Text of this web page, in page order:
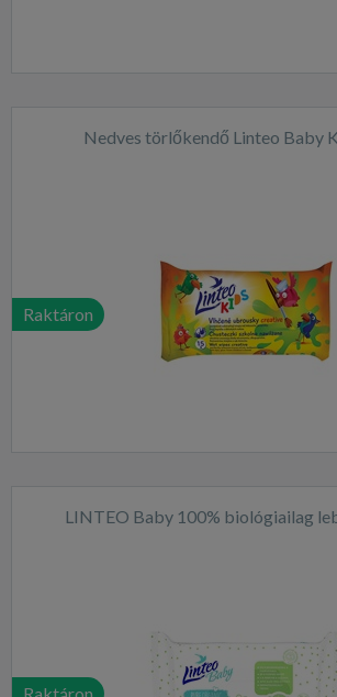
Nedves törlőkendő Linteo Baby
Raktáron
LINTEO Baby 100% biológiailag